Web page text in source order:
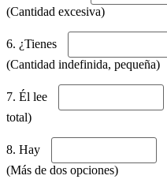
(Cantidad excesiva)
6. ¿Tienes
(Cantidad indefinida, pequeña)
7. Él lee
total)
8. Hay
(Más de dos opciones)